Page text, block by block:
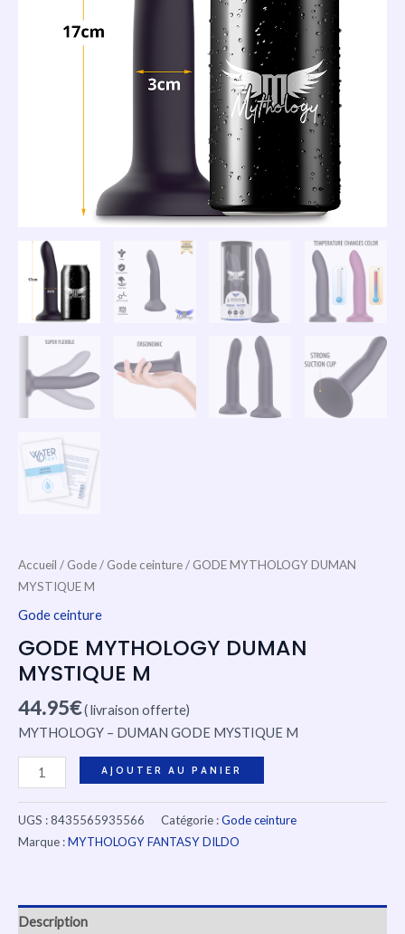
Accueil / Gode/ Gode ceinture/ GODE MYTHOLOGY DUMAN
MYSTIQUE M
Gode ceinture
GODE MYTHOLOGY DUMAN
MYSTIQUE M
44.95€( livraison offerte)
MYTHOLOGY – DUMAN GODE MYSTIQUE M
AJOUTER AU PANIER
UGS :8435565935566 Catégorie :Gode ceinture
Marque :MYTHOLOGY FANTASY DILDO
Description